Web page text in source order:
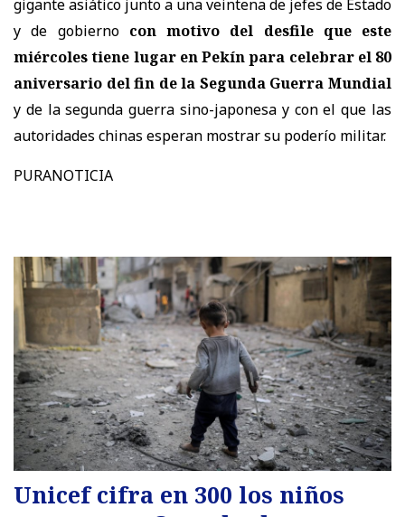
gigante asiático junto a una veintena de jefes de Estado
y de gobierno con motivo del desfile que este
miércoles tiene lugar en Pekín para celebrar el 80
aniversario del fin de la Segunda Guerra Mundial
y de la segunda guerra sino-japonesa y con el que las
autoridades chinas esperan mostrar su poderío militar.
PURANOTICIA
Unicef cifra en 300 los niños